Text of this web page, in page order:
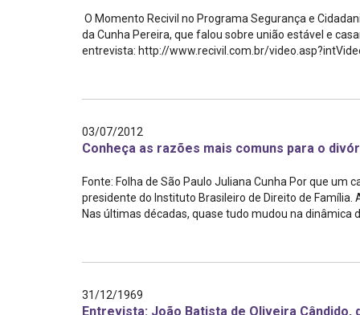
O Momento Recivil no Programa Segurança e
da Cunha Pereira, que falou sobre união estável e
entrevista: http://www.recivil.com.br/
03/07/2012
Conheça as razões mais comuns para o
Fonte: Folha de São Paulo Juliana Cunha Por que um
presidente do Instituto Brasileiro de Direito de
Nas últimas décadas, quase tudo mudou na dinâmica
31/12/1969
Entrevista: João Batista de Oliveira Cândido,